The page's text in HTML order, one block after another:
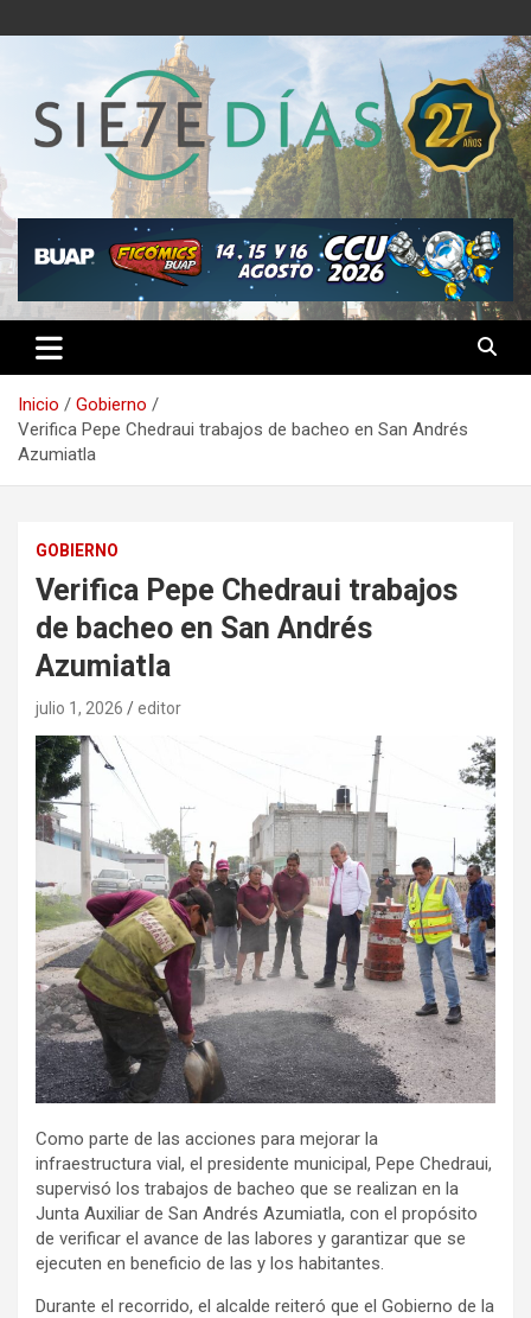
al
Semanario 7 Días
Inicio
Gobierno
Verifica Pepe Chedraui trabajos de bacheo en San Andrés
Azumiatla
GOBIERNO
Verifica Pepe Chedraui trabajos
de bacheo en San Andrés
Azumiatla
julio 1, 2026 editor
Como parte de las acciones para mejorar la
infraestructura vial, el presidente municipal, Pepe Chedraui,
supervisó los trabajos de bacheo que se realizan en la
Junta Auxiliar de San Andrés Azumiatla, con el propósito
de verificar el avance de las labores y garantizar que se
ejecuten en beneficio de las y los habitantes.
Durante el recorrido, el alcalde reiteró que el Gobierno de la